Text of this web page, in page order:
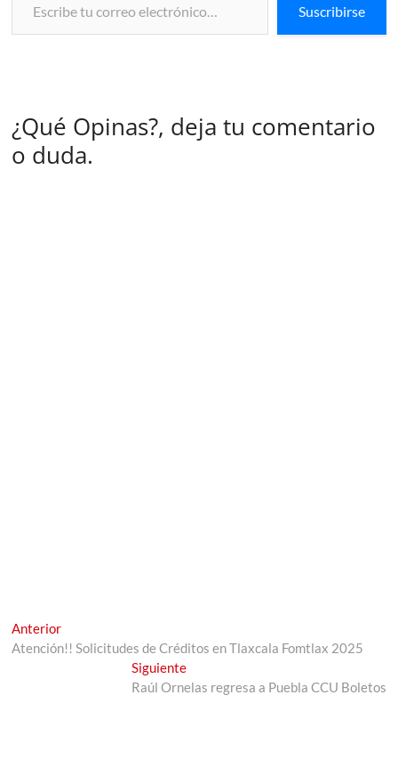
Suscribirse
¿Qué Opinas?, deja tu comentario
o duda.
Navegación
de
AnteriorEntrada
anterior:
Atención!! Solicitudes de Créditos en Tlaxcala Fomtlax 2025
SiguienteEntrada
siguiente:
Raúl Ornelas regresa a Puebla CCU Boletos